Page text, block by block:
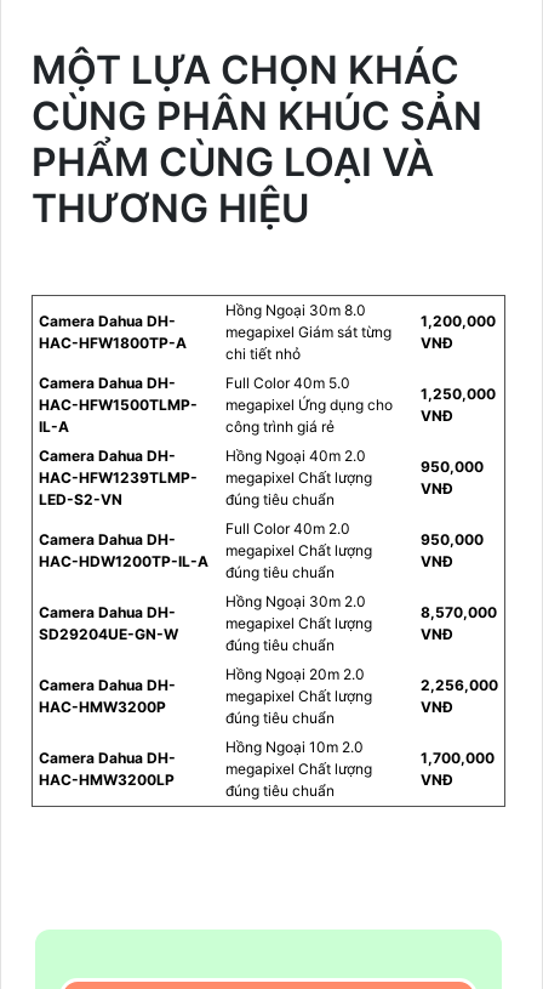
MỘT LỰA CHỌN KHÁC
CÙNG PHÂN KHÚC SẢN
PHẨM CÙNG LOẠI VÀ
THƯƠNG HIỆU
Camera Dahua DH-
HAC-HFW1800TP-A
Hồng Ngoại 30m 8.0
megapixel Giám sát từng
chi tiết nhỏ
1,200,000
VNĐ
Camera Dahua DH-
HAC-HFW1500TLMP-
IL-A
Full Color 40m 5.0
megapixel Ứng dụng cho
công trình giá rẻ
1,250,000
VNĐ
Camera Dahua DH-
HAC-HFW1239TLMP-
LED-S2-VN
Hồng Ngoại 40m 2.0
megapixel Chất lượng
đúng tiêu chuẩn
950,000
VNĐ
Camera Dahua DH-
HAC-HDW1200TP-IL-A
Full Color 40m 2.0
megapixel Chất lượng
đúng tiêu chuẩn
950,000
VNĐ
Camera Dahua DH-
SD29204UE-GN-W
Hồng Ngoại 30m 2.0
megapixel Chất lượng
đúng tiêu chuẩn
8,570,000
VNĐ
Camera Dahua DH-
HAC-HMW3200P
Hồng Ngoại 20m 2.0
megapixel Chất lượng
đúng tiêu chuẩn
2,256,000
VNĐ
Camera Dahua DH-
HAC-HMW3200LP
Hồng Ngoại 10m 2.0
megapixel Chất lượng
đúng tiêu chuẩn
1,700,000
VNĐ